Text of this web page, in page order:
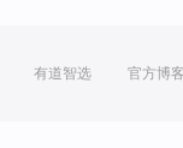
有道智选 官方博客